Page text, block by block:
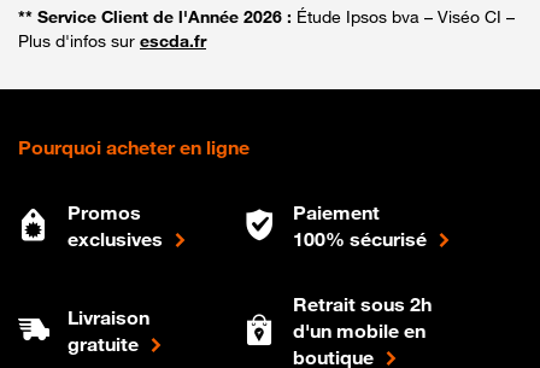
** Service Client de l'Année 2026 : Étude Ipsos bva – Viséo CI –
Plus d'infos sur escda.fr
Pourquoi acheter en ligne
Promos
exclusives
Paiement
100% sécurisé
Livraison
gratuite
Retrait sous 2h
d'un mobile en
boutique